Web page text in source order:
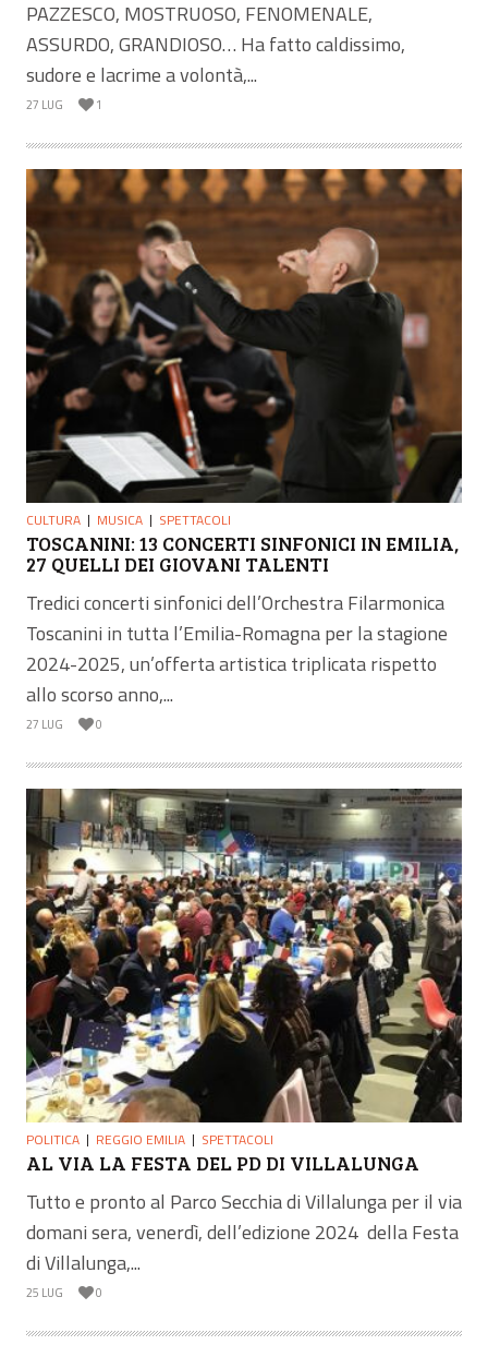
PAZZESCO, MOSTRUOSO, FENOMENALE,
ASSURDO, GRANDIOSO… Ha fatto caldissimo,
sudore e lacrime a volontà,...
27 LUG 1
CULTURA MUSICA SPETTACOLI
TOSCANINI: 13 CONCERTI SINFONICI IN EMILIA,
27 QUELLI DEI GIOVANI TALENTI
Tredici concerti sinfonici dell’Orchestra Filarmonica
Toscanini in tutta l’Emilia-Romagna per la stagione
2024-2025, un’offerta artistica triplicata rispetto
allo scorso anno,...
27 LUG 0
POLITICA REGGIO EMILIA SPETTACOLI
AL VIA LA FESTA DEL PD DI VILLALUNGA
Tutto e pronto al Parco Secchia di Villalunga per il via
domani sera, venerdì, dell’edizione 2024 della Festa
di Villalunga,...
25 LUG 0